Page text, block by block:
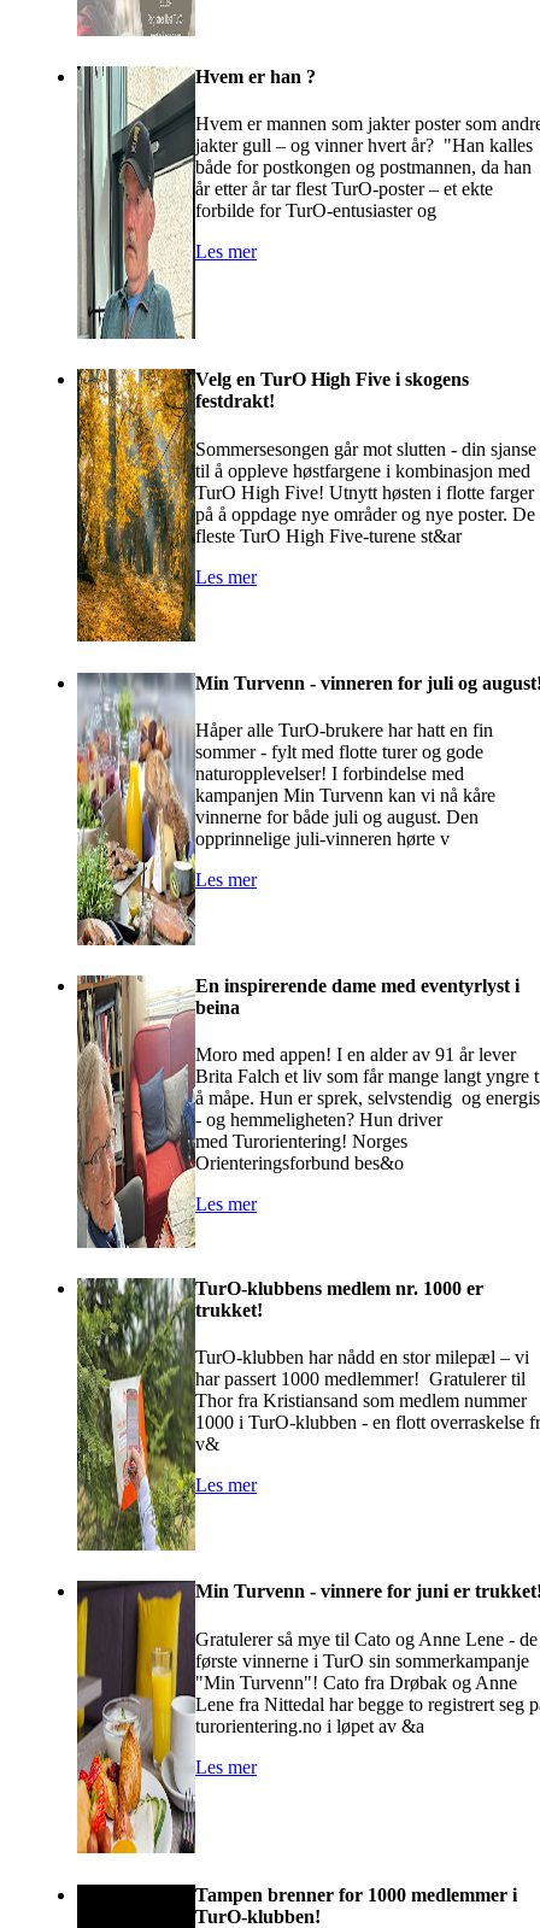
Hvem er han ?
Hvem er mannen som jakter poster som
jakter gull – og vinner hvert år? "Han kalles
både for postkongen og postmannen, da han
år etter år tar flest TurO-poster – et ekte
forbilde for TurO-entusiaster og
Les mer
Velg en TurO High Five i skogens
festdrakt!
Sommersesongen går mot slutten - din sjanse
til å oppleve høstfargene i kombinasjon med
TurO High Five! Utnytt høsten i flotte farger
på å oppdage nye områder og nye poster. De
fleste TurO High Five-turene st&ar
Les mer
Min Turvenn - vinneren for juli og
Håper alle TurO-brukere har hatt en fin
sommer - fylt med flotte turer og gode
naturopplevelser! I forbindelse med
kampanjen Min Turvenn kan vi nå kåre
vinnerne for både juli og august. Den
opprinnelige juli-vinneren hørte v
Les mer
En inspirerende dame med eventyrlyst i
beina
Moro med appen! I en alder av 91 år lever
Brita Falch et liv som får mange langt yngre
å måpe. Hun er sprek, selvstendig og
- og hemmeligheten? Hun driver
med Turorientering! Norges
Orienteringsforbund bes&o
Les mer
TurO-klubbens medlem nr. 1000 er
trukket!
TurO-klubben har nådd en stor milepæl – vi
har passert 1000 medlemmer! Gratulerer til
Thor fra Kristiansand som medlem nummer
1000 i TurO-klubben - en flott overraskelse
v&
Les mer
Min Turvenn - vinnere for juni er
Gratulerer så mye til Cato og Anne Lene - de
første vinnerne i TurO sin sommerkampanje
"Min Turvenn"! Cato fra Drøbak og Anne
Lene fra Nittedal har begge to registrert seg
turorientering.no i løpet av &a
Les mer
Tampen brenner for 1000 medlemmer i
TurO-klubben!